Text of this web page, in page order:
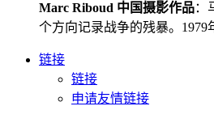
Marc Riboud 中国摄影作品：
个方向记录战争的残暴。
链接
链接
申请友情链接